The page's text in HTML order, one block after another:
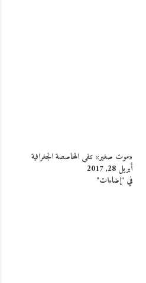
«موت صغير» تنفي المحاصصة الجغرافية
أبريل 28, 2017
في "إضاءات"